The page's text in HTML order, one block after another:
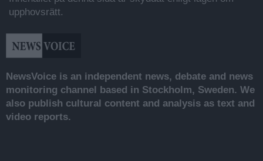
upphovsrätt.
NewsVoice is an independent news, debate and news
monitoring channel based in Stockholm, Sweden. We
also publish cultural content and analysis as text and
video reports.